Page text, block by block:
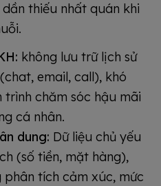
thiếu nhất quán khi
không lưu trữ lịch sử
email, call), khó
chăm sóc hậu mãi
cá nhân.
dung: Dữ liệu chủ yếu
(số tiền, mặt hàng),
phân tích cảm xúc, mức